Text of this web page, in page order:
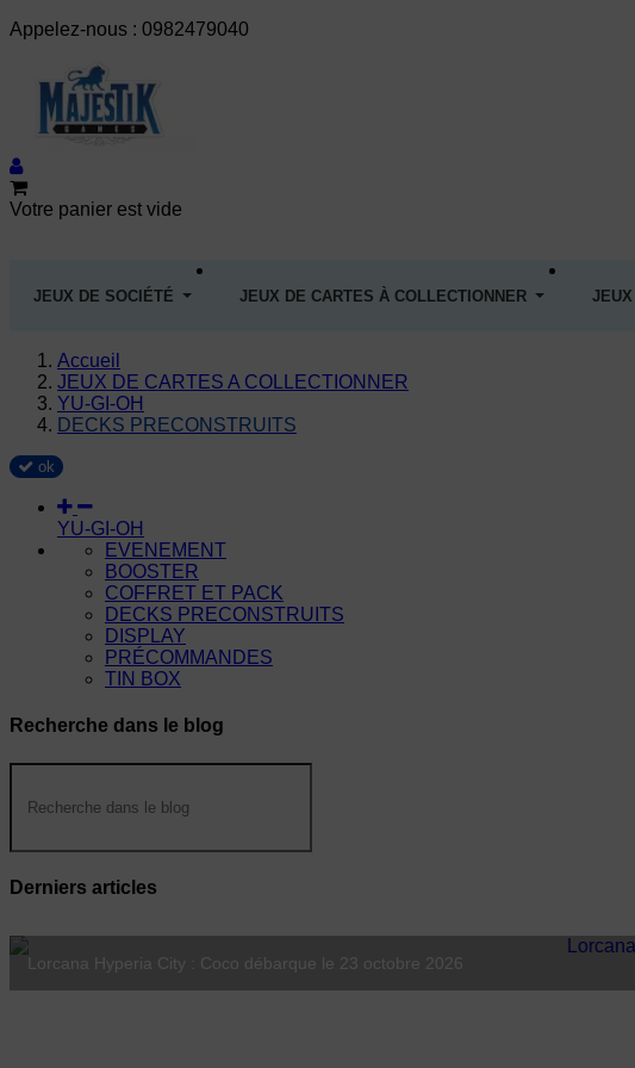
Appelez-nous : 0982479040
Votre panier est vide
JEUX DE SOCIÉTÉ JEUX DE CARTES À COLLECTIONNER
Accueil
JEUX DE CARTES A COLLECTIONNER
YU-GI-OH
DECKS PRECONSTRUITS
ok
YU-GI-OH
EVENEMENT
BOOSTER
COFFRET ET PACK
DECKS PRECONSTRUITS
DISPLAY
PRÉCOMMANDES
TIN BOX
Recherche dans le blog
Derniers articles
Magic Le Hobbit : les Avant-Premières chez MajestiK Games dès le 7 août